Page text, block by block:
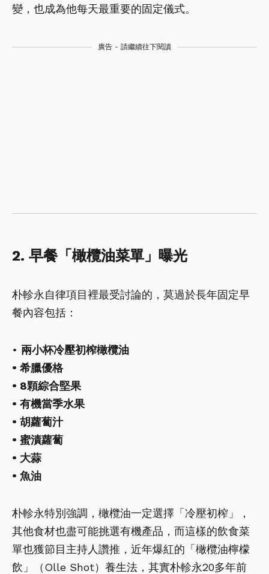
變，也成為他每天最重要的固定儀式。
廣告 - 請繼續往下閱讀
2. 早餐「橄欖油菜單」曝光
朴軫永自律項目裡最受討論的，莫過於長年固定早
餐內容包括：
• 兩小杯冷壓初榨橄欖油
• 希臘優格
• 8顆綜合堅果
• 有機當季水果
• 胡蘿蔔汁
• 蜜漬蘿蔔
• 大蒜
• 魚油
朴軫永特別強調，橄欖油一定選擇「冷壓初榨」，
其他食材也盡可能挑選有機產品，而這樣的飲食菜
單也獲節目主持人讚推，近年爆紅的「橄欖油檸檬
飲」（Olle Shot）養生法，其實朴軫永20多年前